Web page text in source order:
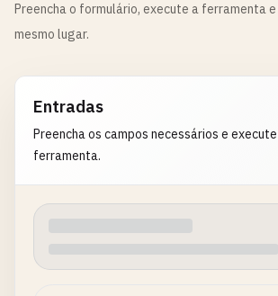
Preencha o formulário, execute a ferramenta
mesmo lugar.
Entradas
Preencha os campos necessários e
ferramenta.